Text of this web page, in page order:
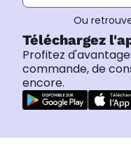
Ou
Téléchargez
Profitez
commande, de
encore.